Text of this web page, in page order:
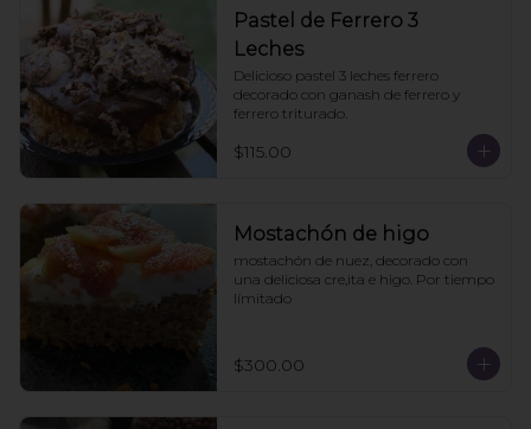
Pastel de Ferrero 3
Leches
Delicioso pastel 3 leches ferrero
decorado con ganash de ferrero y
ferrero triturado.
$115.00
Mostachón de higo
mostachón de nuez, decorado con
una deliciosa cre,ita e higo. Por tiempo
límitado
$300.00